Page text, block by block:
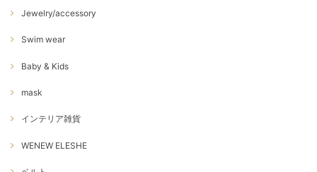
Jewelry/accessory
Swim wear
Baby & Kids
mask
インテリア雑貨
WENEW ELESHE